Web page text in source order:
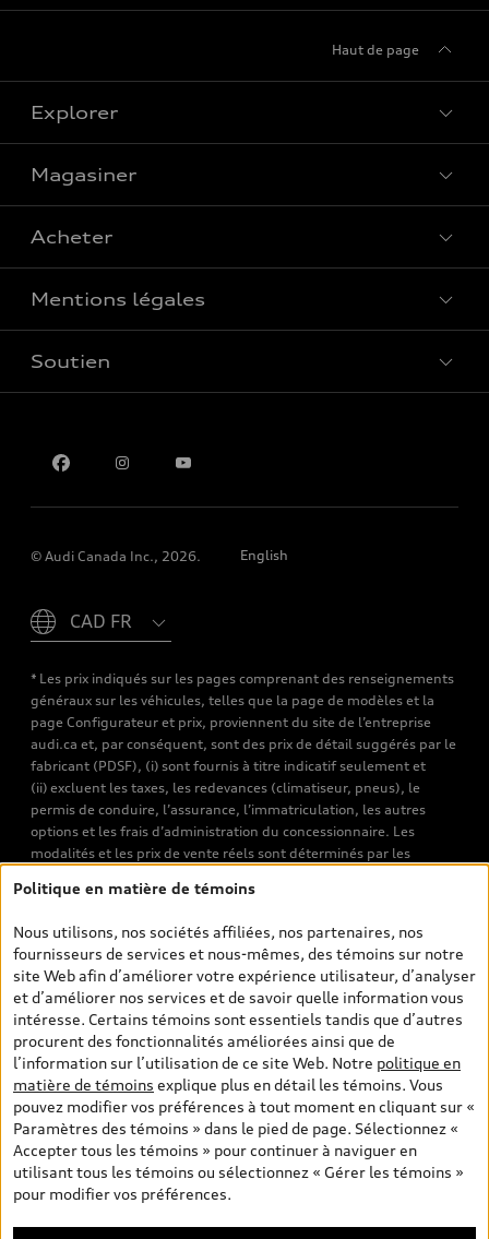
Haut de page
Explorer
Magasiner
Acheter
Mentions légales
Soutien
© Audi Canada Inc., 2026. English
* Les prix indiqués sur les pages comprenant des renseignements
généraux sur les véhicules, telles que la page de modèles et la
page Configurateur et prix, proviennent du site de l’entreprise
audi.ca et, par conséquent, sont des prix de détail suggérés par le
fabricant (PDSF), (i) sont fournis à titre indicatif seulement et
(ii) excluent les taxes, les redevances (climatiseur, pneus), le
permis de conduire, l’assurance, l’immatriculation, les autres
options et les frais d’administration du concessionnaire. Les
modalités et les prix de vente réels sont déterminés par les
véhicules neufs et d’occasion sont les prix de vente établis par les
de transport et d’inspection de prélivraison, les taxes
environnementales (pour les véhicules neufs) et les frais
d’administration des concessionnaires. Toutefois, les taxes de
vente sont exclues. Veuillez noter que les prix de l’estimateur de
versements sont des PDSF s’il a été consulté au moyen de l’onglet
Configurateur et prix (à titre indicatif). Toutefois, s’il a été
consulté à partir des pages de recherche de véhicules neufs et
d’occasion, les prix indiqués sont des prix de vente (prix de vente
réels). Sur les pages de renseignements généraux sur les
véhicules, les modèles sont montrés à titre indicatif seulement,
avec des caractéristiques qui peuvent ne pas être offertes sur les
modèles canadiens. Malgré les efforts déployés pour assurer
l’exactitude de ces renseignements, des erreurs peuvent survenir
et la disponibilité peut changer; veuillez donc visiter votre
Politique en matière de témoins
Nous utilisons, nos sociétés affiliées, nos partenaires, nos
fournisseurs de services et nous-mêmes, des témoins sur notre
site Web afin d’améliorer votre expérience utilisateur, d’analyser
et d’améliorer nos services et de savoir quelle information vous
intéresse. Certains témoins sont essentiels tandis que d’autres
procurent des fonctionnalités améliorées ainsi que de
l’information sur l’utilisation de ce site Web. Notre politique en
matière de témoins explique plus en détail les témoins. Vous
pouvez modifier vos préférences à tout moment en cliquant sur «
Paramètres des témoins » dans le pied de page. Sélectionnez «
Accepter tous les témoins » pour continuer à naviguer en
utilisant tous les témoins ou sélectionnez « Gérer les témoins »
pour modifier vos préférences.